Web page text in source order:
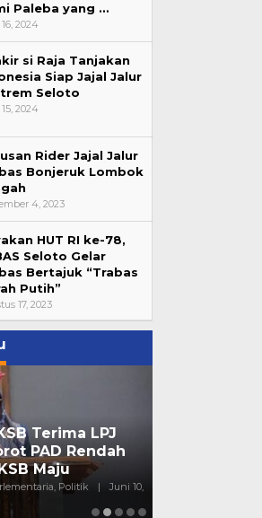
Paleba yang …
2024
si Raja Tanjakan
Siap Jajal Jalur
Seloto
2024
Rider Jajal Jalur
Bonjeruk Lombok
4, 2023
HUT RI ke-78,
Seloto Gelar
Bertajuk “Trabas
Putih”
17, 2023
Terima LPJ
PAD Rendah
Maju
Politik |
Juni 10,